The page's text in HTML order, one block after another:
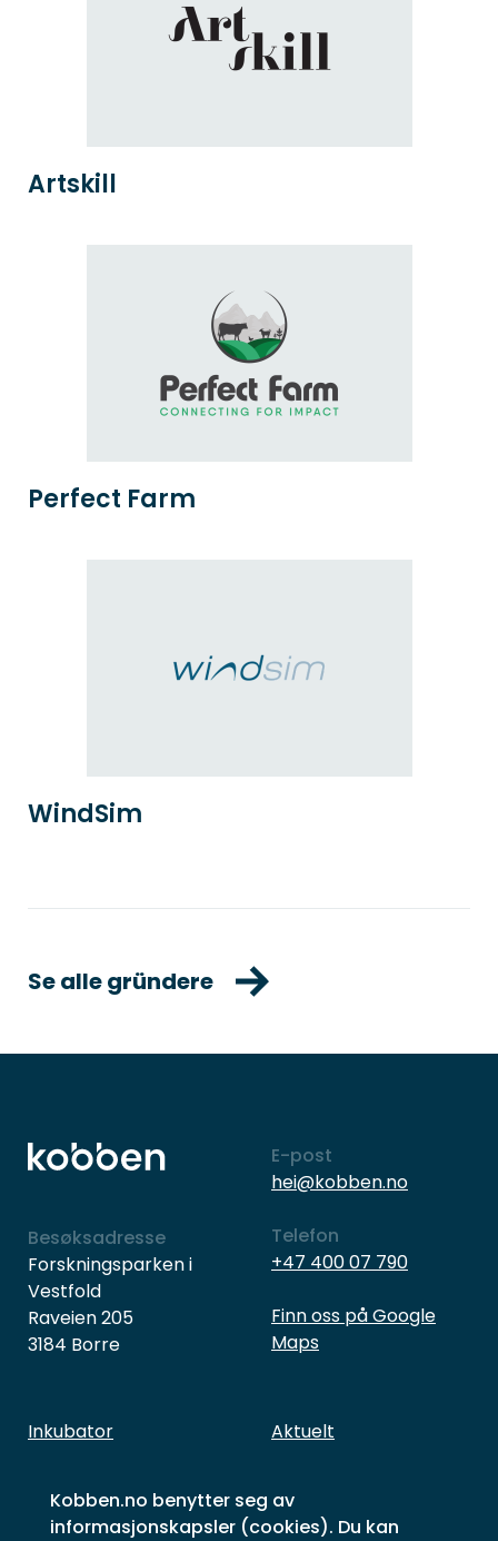
Kobben.no benytter seg av
informasjonskapsler (cookies). Du kan
Artskill
Perfect Farm
WindSim
Se alle gründere
Besøksadresse
Forskningsparken i
Vestfold
Raveien 205
3184 Borre
E-post
hei@kobben.no
Telefon
+47 400 07 790
Finn oss på Google
Maps
Inkubator
Investering
Aktuelt
Om Kobben og folka